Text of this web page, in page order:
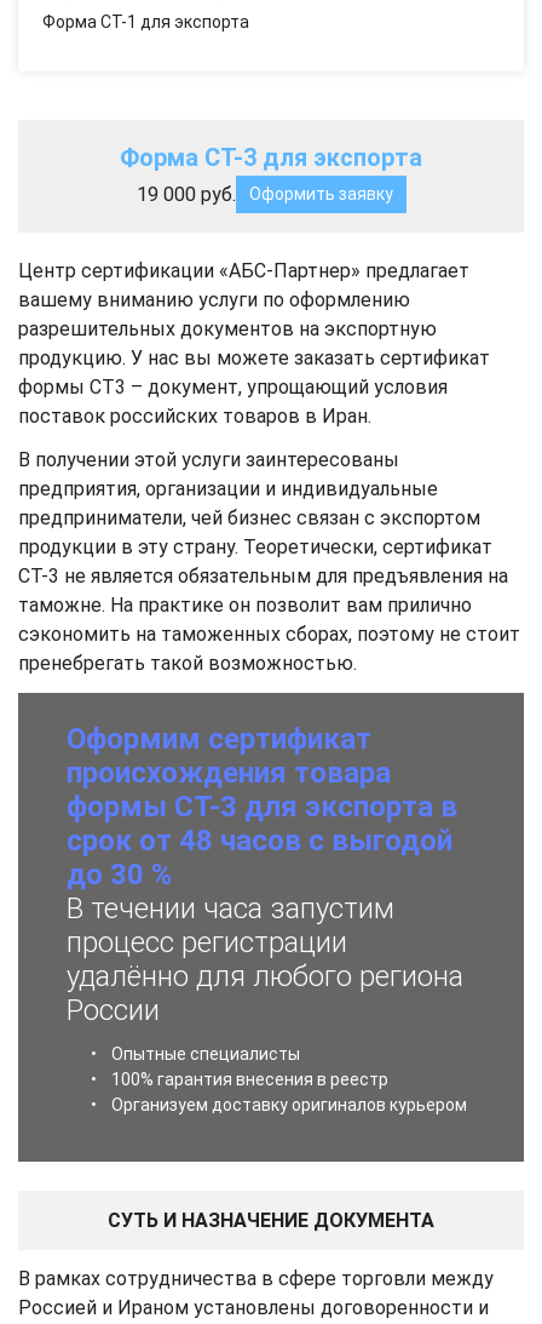
Форма СТ-1 для экспорта
Форма СТ-3 для экспорта
19 000 руб. Оформить заявку
Центр сертификации «АБС-Партнер» предлагает
вашему вниманию услуги по оформлению
разрешительных документов на экспортную
продукцию. У нас вы можете заказать сертификат
формы СТ3 – документ, упрощающий условия
поставок российских товаров в Иран.
В получении этой услуги заинтересованы
предприятия, организации и индивидуальные
предприниматели, чей бизнес связан с экспортом
продукции в эту страну. Теоретически, сертификат
СТ-3 не является обязательным для предъявления на
таможне. На практике он позволит вам прилично
сэкономить на таможенных сборах, поэтому не стоит
пренебрегать такой возможностью.
Оформим сертификат
происхождения товара
формы СТ-3 для экспорта в
срок от 48 часов с выгодой
до 30 %
В течении часа запустим
процесс регистрации
удалённо для любого региона
России
• Опытные специалисты
• 100% гарантия внесения в реестр
• Организуем доставку оригиналов курьером
СУТЬ И НАЗНАЧЕНИЕ ДОКУМЕНТА
В рамках сотрудничества в сфере торговли между
Россией и Ираном установлены договоренности и